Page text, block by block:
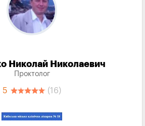
Николай Николаевич
Проктолог
5 (16)